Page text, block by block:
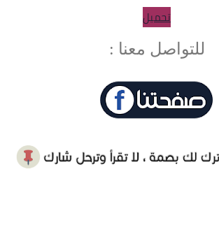
تحميل
للتواصل معنا :